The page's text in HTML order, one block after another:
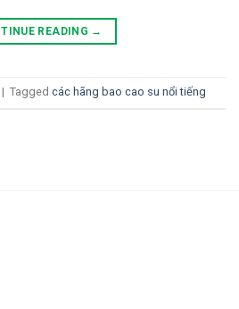
READING →
| Tagged các hãng bao cao su nổi tiếng